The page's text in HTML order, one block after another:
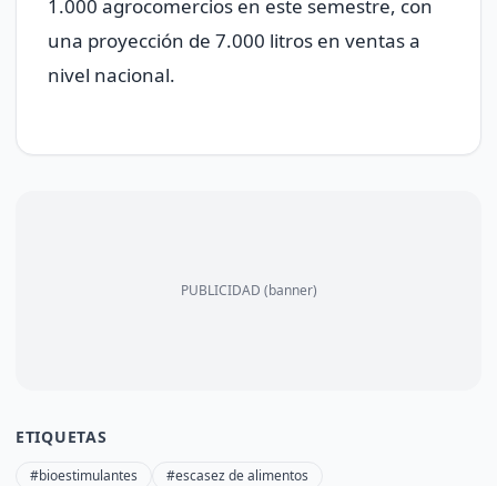
1.000 agrocomercios en este semestre, con
una proyección de 7.000 litros en ventas a
nivel nacional.
PUBLICIDAD (banner)
ETIQUETAS
#bioestimulantes
#escasez de alimentos